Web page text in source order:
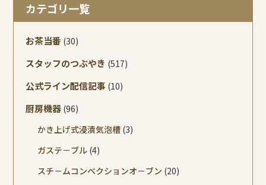
カテゴリ一覧
お茶当番 (30)
スタッフのつぶやき (517)
公式ライン配信記事 (10)
厨房機器 (96)
かき上げ式浸漬気泡槽 (3)
ガステ－ブル (4)
スチ－ムコンベクションオ－ブン (20)